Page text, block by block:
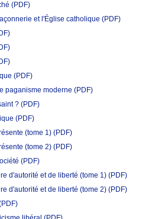
(PDF)
et l'Église catholique (PDF)
(PDF)
paganisme moderne (PDF)
? (PDF)
(PDF)
(tome 1) (PDF)
(tome 2) (PDF)
(PDF)
d'autorité et de liberté (tome 1) (PDF)
d'autorité et de liberté (tome 2) (PDF)